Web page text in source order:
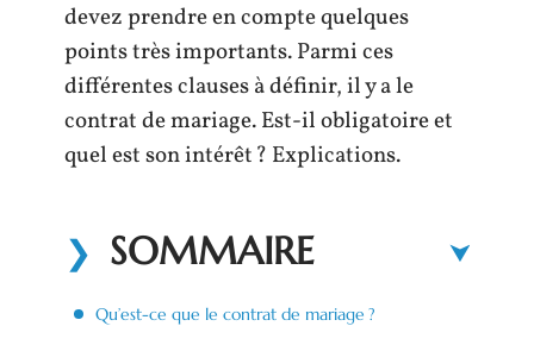
devez prendre en compte quelques
points très importants. Parmi ces
différentes clauses à définir, il y a le
contrat de mariage. Est-il obligatoire et
quel est son intérêt ? Explications.
SOMMAIRE
Qu’est-ce que le contrat de mariage ?